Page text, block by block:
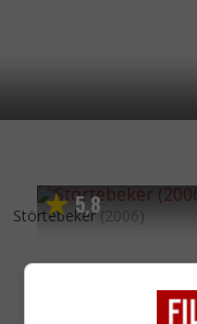
5,8
Störtebeker (2006)